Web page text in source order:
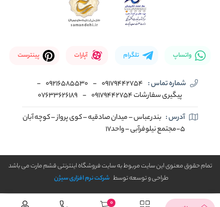
واتساپ تلگرام آپارات پینترست
شماره تماس : 09179442754
-
09216585530
-
پیگیری سفارشات 09179442754
-
07633626189
آدرس : بندرعباس – میدان صادقیه – کوی پرواز – کوچه آبان
5-مجتمع نیلوفرآبی – واحد17
تمام حقوق معنوی این سایت مربوط به سایت فروشگاه اینترنتی قشم مارت می باشد
طراحی و توسعه توسط شرکت نرم افزاری سیژن
0